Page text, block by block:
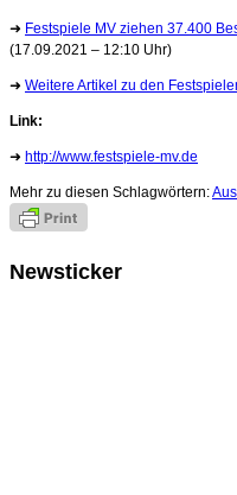
➜ Festspiele MV ziehen 37.400
(17.09.2021 – 12:10 Uhr)
➜ Weitere Artikel zu den
Link:
➜ http://www.festspiele-mv.de
Mehr zu diesen Schlagwörtern:
Newsticker